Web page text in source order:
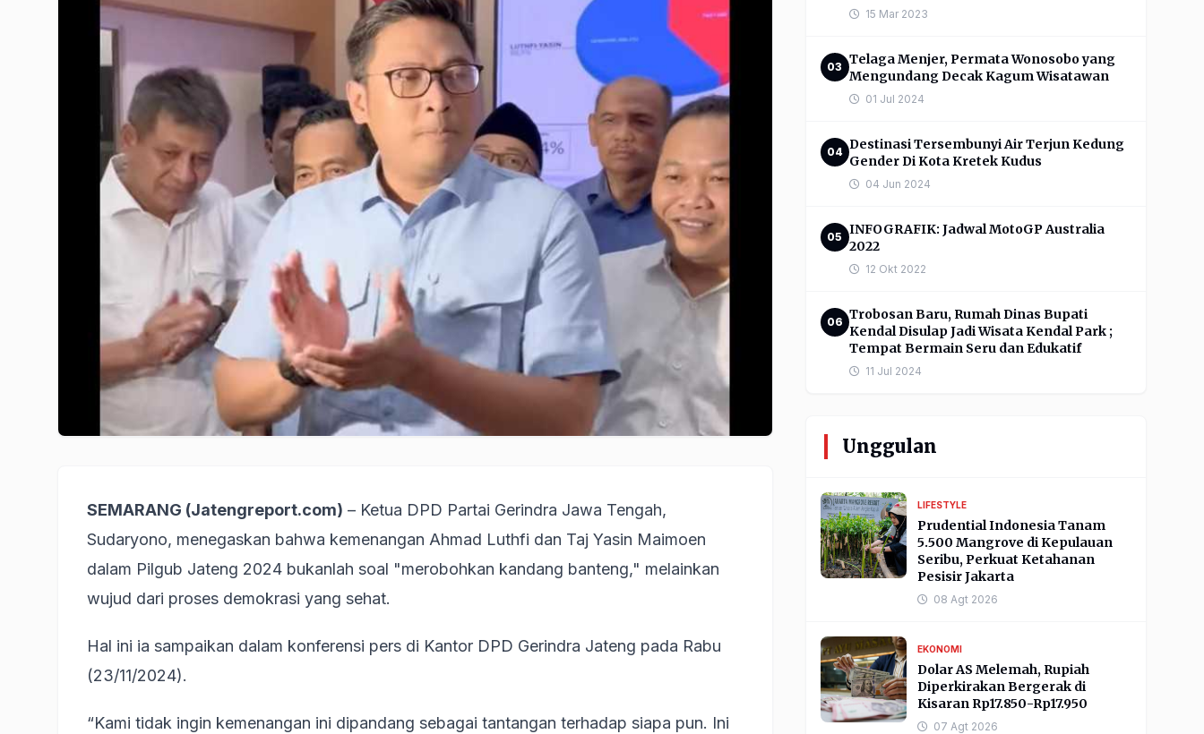
SEMARANG (Jatengreport.com) – Ketua DPD Partai Gerindra Jawa Tengah,
Sudaryono, menegaskan bahwa kemenangan Ahmad Luthfi dan Taj Yasin Maimoen
dalam Pilgub Jateng 2024 bukanlah soal "merobohkan kandang banteng," melainkan
wujud dari proses demokrasi yang sehat.
Hal ini ia sampaikan dalam konferensi pers di Kantor DPD Gerindra Jateng pada Rabu
(23/11/2024).
“Kami tidak ingin kemenangan ini dipandang sebagai tantangan terhadap siapa pun. Ini
15 Mar 2023
03 Telaga Menjer, Permata Wonosobo yang
Mengundang Decak Kagum Wisatawan
01 Jul 2024
04 Destinasi Tersembunyi Air Terjun Kedung
Gender Di Kota Kretek Kudus
04 Jun 2024
05 INFOGRAFIK: Jadwal MotoGP Australia
2022
12 Okt 2022
06 Trobosan Baru, Rumah Dinas Bupati
Kendal Disulap Jadi Wisata Kendal Park ;
Tempat Bermain Seru dan Edukatif
11 Jul 2024
Unggulan
LIFESTYLE
Prudential Indonesia Tanam
5.500 Mangrove di Kepulauan
Seribu, Perkuat Ketahanan
Pesisir Jakarta
08 Agt 2026
EKONOMI
Dolar AS Melemah, Rupiah
Diperkirakan Bergerak di
Kisaran Rp17.850-Rp17.950
07 Agt 2026